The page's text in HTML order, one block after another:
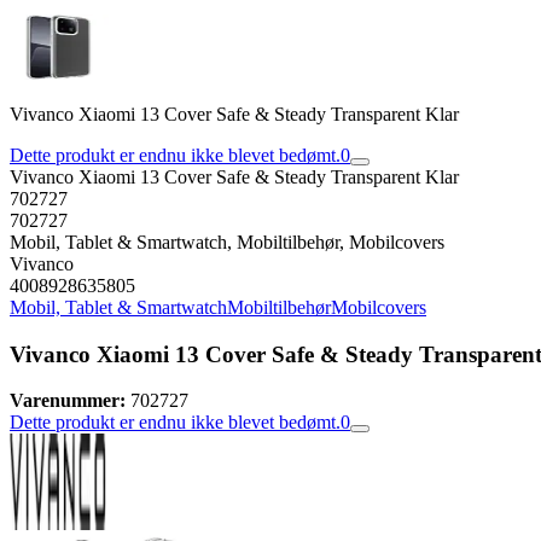
Vivanco Xiaomi 13 Cover Safe & Steady Transparent Klar
Dette produkt er endnu ikke blevet bedømt.0
Vivanco Xiaomi 13 Cover Safe & Steady Transparent Klar
702727
702727
Mobil, Tablet & Smartwatch, Mobiltilbehør, Mobilcovers
Vivanco
4008928635805
Mobil, Tablet & SmartwatchMobiltilbehørMobilcovers
Vivanco Xiaomi 13 Cover Safe & Steady
Varenummer: 702727
Dette produkt er endnu ikke blevet bedømt.0